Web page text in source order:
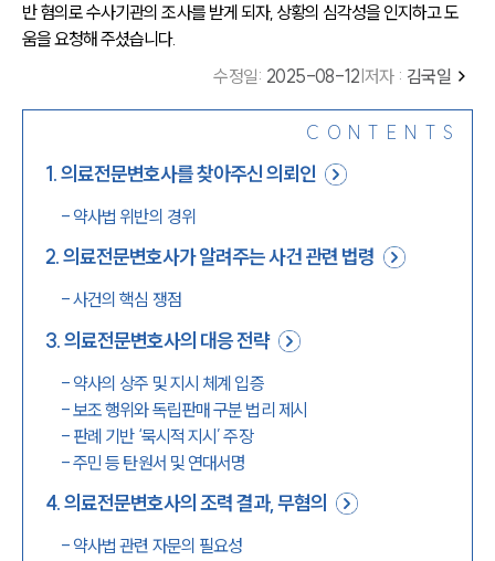
반 혐의로 수사기관의 조사를 받게 되자, 상황의 심각성을 인지하고 도
움을 요청해 주셨습니다.
수정일: 2025-08-12 |저자 : 김국일
CONTENTS
1.의료전문변호사를 찾아주신 의뢰인
- 약사법 위반의 경위
2.의료전문변호사가 알려주는 사건 관련 법령
-사건의 핵심 쟁점
3.의료전문변호사의 대응 전략
- 약사의 상주 및 지시 체계 입증
-보조 행위와 독립판매 구분 법리 제시
- 판례 기반 ‘묵시적 지시’ 주장
-주민 등 탄원서 및 연대서명
4.의료전문변호사의 조력 결과, 무혐의
- 약사법 관련 자문의 필요성